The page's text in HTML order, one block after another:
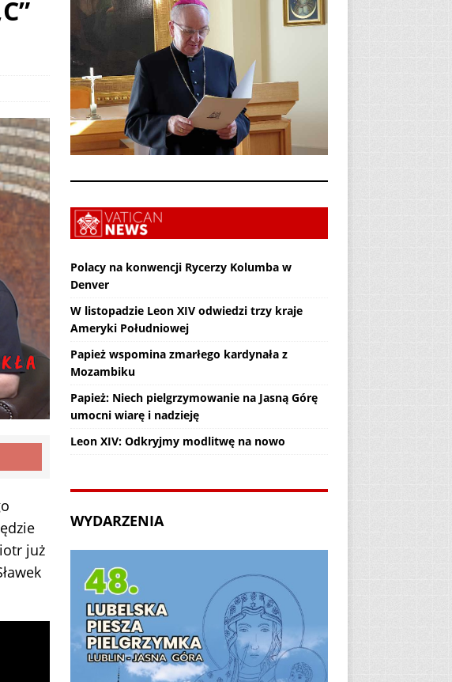
19-
już
Polacy na konwencji Rycerzy Kolumba w
Denver
W listopadzie Leon XIV odwiedzi trzy kraje
Ameryki Południowej
Papież wspomina zmarłego kardynała z
Mozambiku
Papież: Niech pielgrzymowanie na Jasną Górę
umocni wiarę i nadzieję
Leon XIV: Odkryjmy modlitwę na nowo
WYDARZENIA